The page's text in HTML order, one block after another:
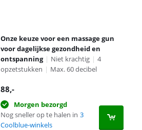
Onze keuze voor een massage gun
voor dagelijkse gezondheid en
ontspanning | Niet krachtig | 4
opzetstukken | Max. 60 decibel
88,-
Morgen bezorgd
Nog sneller op te halen in 3
Coolblue-winkels